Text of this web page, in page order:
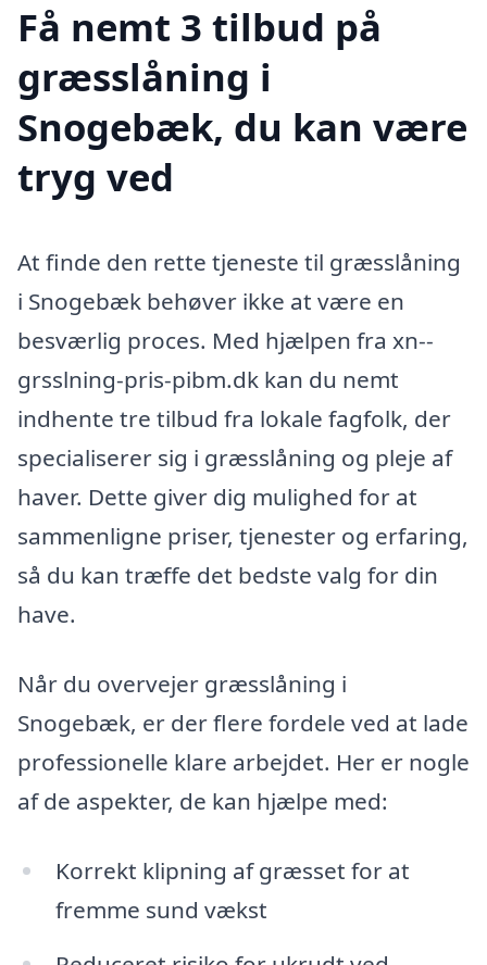
Få nemt 3 tilbud på
græsslåning i
Snogebæk, du kan være
tryg ved
At finde den rette tjeneste til græsslåning
i Snogebæk behøver ikke at være en
besværlig proces. Med hjælpen fra xn--
grsslning-pris-pibm.dk kan du nemt
indhente tre tilbud fra lokale fagfolk, der
specialiserer sig i græsslåning og pleje af
haver. Dette giver dig mulighed for at
sammenligne priser, tjenester og erfaring,
så du kan træffe det bedste valg for din
have.
Når du overvejer græsslåning i
Snogebæk, er der flere fordele ved at lade
professionelle klare arbejdet. Her er nogle
af de aspekter, de kan hjælpe med:
Korrekt klipning af græsset for at
fremme sund vækst